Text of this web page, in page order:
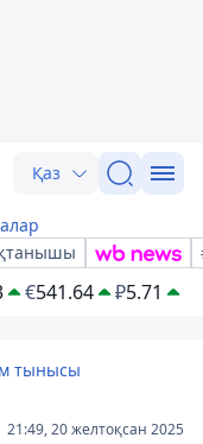
Қаз
€541.64 ₽5.71
тынысы
21:49, 20 желтоқсан 2025